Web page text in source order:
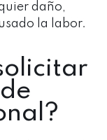
daño,
la labor.